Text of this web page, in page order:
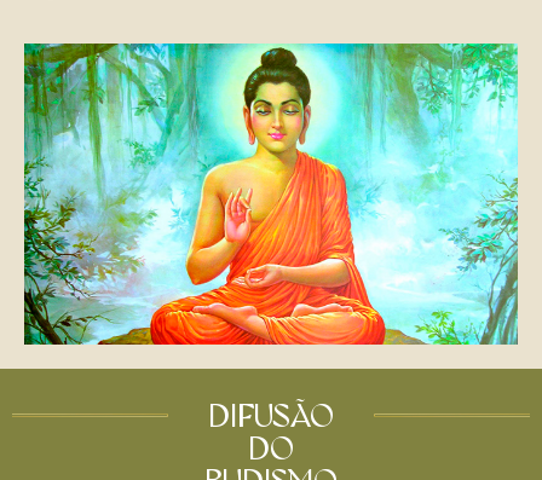
DIFUSÃO
DO